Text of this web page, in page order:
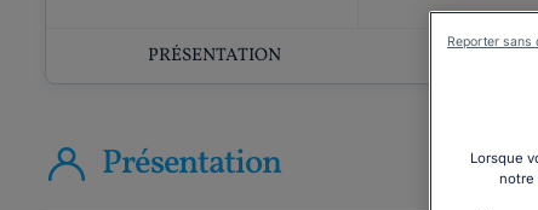
PRÉSENTATION
Présentation
Lorsque
notre
Reporter sans